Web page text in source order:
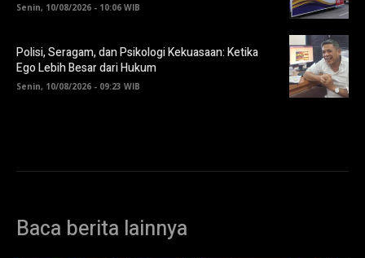
Senin, 10/08/2026 - 10:06 WIB
Polisi, Seragam, dan Psikologi Kekuasaan: Ketika
Ego Lebih Besar dari Hukum
Senin, 10/08/2026 - 09:23 WIB
Baca berita lainnya